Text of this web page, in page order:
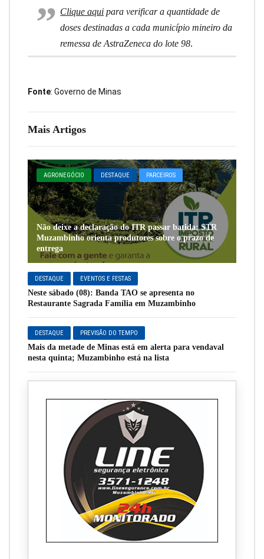
Mais Artigos
AGRONEGÓCIO DESTAQUE PARCEIROS
Não deixe a declaração do ITR passar batida: STR
Muzambinho orienta produtores sobre o prazo de
entrega
DESTAQUE EVENTOS E FESTAS
Neste sábado (08): Banda TAO se apresenta no
Restaurante Sagrada Família em Muzambinho
DESTAQUE PREVISÃO DO TEMPO
Mais da metade de Minas está em alerta para vendaval
nesta quinta; Muzambinho está na lista
Clique aqui para verificar a quantidade de
doses destinadas a cada município mineiro da
remessa de AstraZeneca do lote 98.
Fonte: Governo de Minas